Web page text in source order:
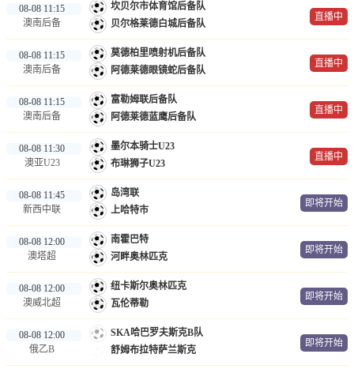
08-08 11:15
澳南后备
坎贝尔市体育馆后备队
贝尔格莱德白城后备队
直播中
08-08 11:15
澳南后备
莫德柏里喷射机后备队
阿德莱德眼镜蛇后备队
直播中
08-08 11:15
澳南后备
富勒姆联后备队
阿德莱德蓝鹰后备队
直播中
08-08 11:30
澳亚U23
墨尔本骑士U23
布琳狮子U23
直播中
08-08 11:45
新西中联
岛湾联
上哈特市
即将开始
08-08 12:00
澳塔超
南霍巴特
河畔奥林匹克
即将开始
08-08 12:00
澳威北超
纽卡斯尔奥林匹克
瓦伦蒂勒
即将开始
08-08 12:00
俄乙B
SKA哈巴罗夫斯克B队
舒姆布拉特萨兰斯克
即将开始